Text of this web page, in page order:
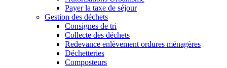
Payer la taxe de séjour
Gestion des déchets
Consignes de tri
Collecte des déchets
Redevance enlèvement ordures ménagères
Déchetteries
Composteurs